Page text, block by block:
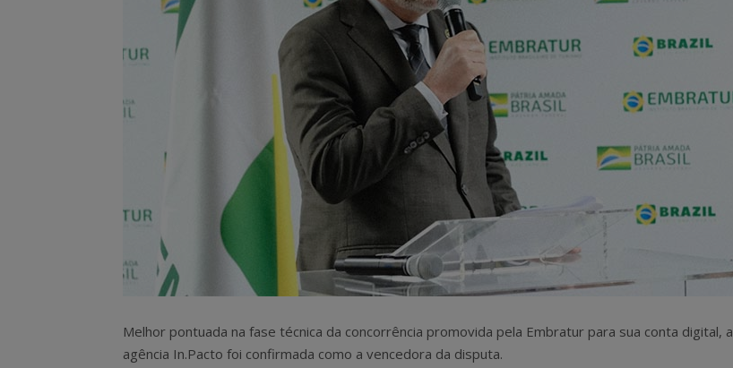
Melhor pontuada na fase técnica da concorrência promovida pela Embratur para sua conta digital, a
agência In.Pacto foi confirmada como a vencedora da disputa.